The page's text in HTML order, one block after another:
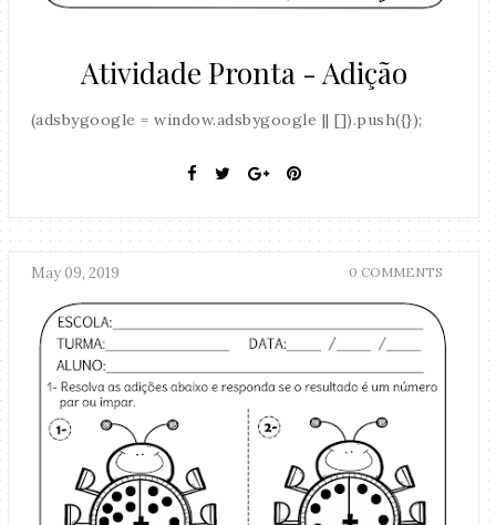
Atividade Pronta - Adição
(adsbygoogle = window.adsbygoogle || []).push({});
May 09, 2019 0 COMMENTS